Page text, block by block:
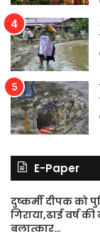
E-Paper
दुष्कर्मी दीपक को
गिराया,ढाई वर्ष
बलात्कार…